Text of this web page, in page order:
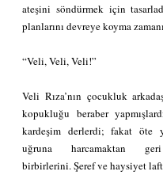
ateşini söndürmek için
planlarını devreye koyma
“Veli, Veli, Veli!”
Veli Rıza’nın çocukluk
kopukluğu beraber
kardeşim derlerdi; fakat öte
uğruna harcamaktan
birbirlerini. Şeref ve haysiyet